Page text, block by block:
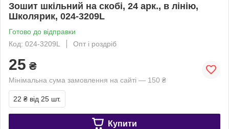
Зошит шкільний на скобі, 24 арк., в лінію,
Школярик, 024-3209L
Готово до відправки
Код: 024-3209L
Опт і роздріб
25 ₴
Мінімальна сума замовлення на сайті — 150 ₴
22 ₴ від 25 шт.
Купити